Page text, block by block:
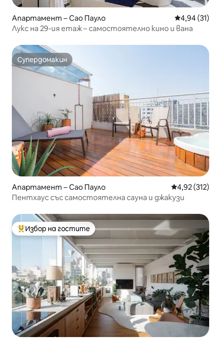
Апартамент – Сао Пауло Средна
4,94 (31)
Лукс на 29-ия етаж – самостоятелно кино и вана
Супердомакин
Супердомакин
Апартамент – Сао Пауло Средна
4,92 (312)
Пентхаус със самостоятелна сауна и джакузи
Най-популярен избор на гостите
Избор на гостите